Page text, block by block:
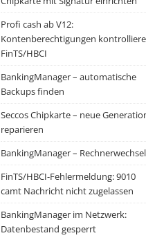
Profi cash ab V12:
Kontenberechtigungen
FinTS/HBCI
BankingManager – automatische
Backups finden
Seccos Chipkarte – neue
reparieren
BankingManager – Rechnerwechsel
FinTS/HBCI-Fehlermeldung: 9010
camt Nachricht nicht zugelassen
BankingManager im Netzwerk:
Datenbestand gesperrt